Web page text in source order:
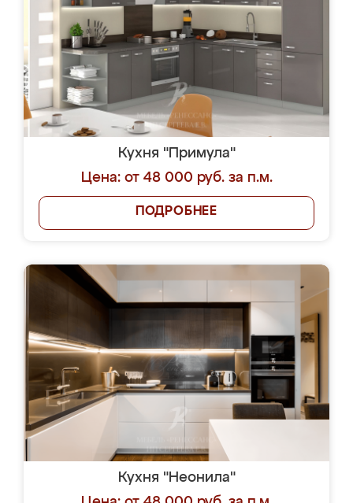
Кухня "Примула"
Цена: от 48 000 руб. за п.м.
ПОДРОБНЕЕ
Кухня "Неонила"